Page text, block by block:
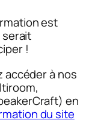
est
!
accéder à nos
) en
du site